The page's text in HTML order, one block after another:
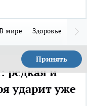
В мире Здоровье
Принять
редкая и
ударит уже